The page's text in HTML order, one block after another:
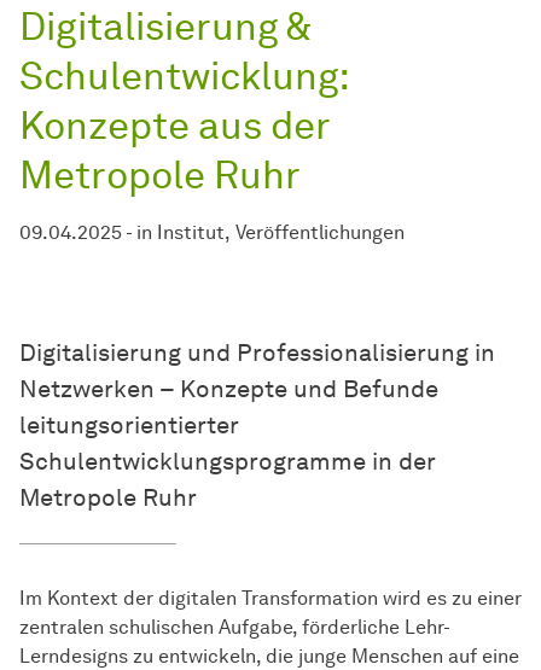
Digitalisierung &
Schulentwicklung:
Konzepte aus der
Metropole Ruhr
09.04.2025 - in Institut Veröffentlichungen
Digitalisierung und Professionalisierung in
Netzwerken – Konzepte und Befunde
leitungsorientierter
Schulentwicklungsprogramme in der
Metropole Ruhr
Im Kontext der digitalen Transformation wird es zu einer
zentralen schulischen Aufgabe, förderliche Lehr-
Lerndesigns zu entwickeln, die junge Menschen auf eine